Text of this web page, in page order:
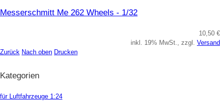
Messerschmitt Me 262 Wheels - 1/32
10,50 €
inkl. 19% MwSt., zzgl. Versand
Zurück Nach oben Drucken
Kategorien
für Luftfahrzeuge 1:24